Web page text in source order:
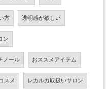
方 透明感が欲しい
ン
ノール おススメアイテム
スメ レカルカ取扱いサロン